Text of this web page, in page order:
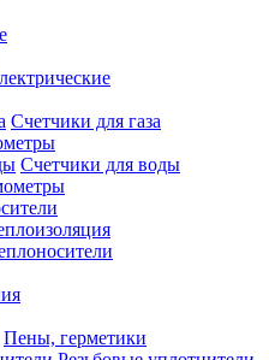
Счетчики для газа
Счетчики для воды
Пены, герметики